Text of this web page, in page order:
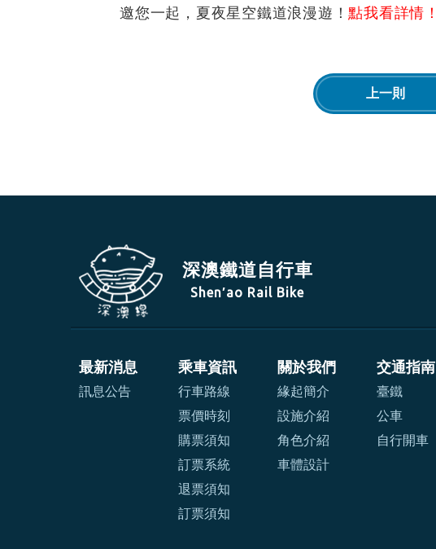
邀您一起，夏夜星空鐵道浪漫遊！點我看詳情！
上一則
深澳鐵道自行車
Shen′ao Rail Bike
最新消息
訊息公告
乘車資訊
行車路線
票價時刻
購票須知
訂票系統
退票須知
訂票須知
關於我們
緣起簡介
設施介紹
角色介紹
車體設計
交通指南
臺鐵
公車
自行開車